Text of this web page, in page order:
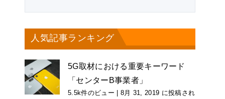
人気記事ランキング
5G取材における重要キーワード
「センターB事業者」
5.5k件のビュー | 8月 31, 2019 に投稿され